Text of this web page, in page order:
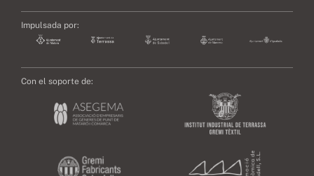
Impulsada por:
Con el soporte de: